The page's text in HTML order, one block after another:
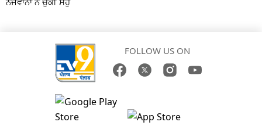
FOLLOW US ON